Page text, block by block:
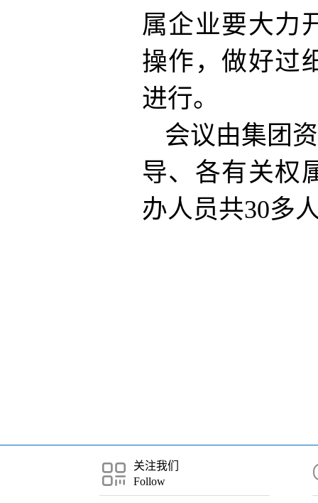
属企业要大力
操作，做好过
进行。
会议由集团
导、各有关权
办人员共30多
关注我们
Follow